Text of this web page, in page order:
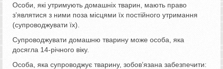
Особи, які утримують домашніх тварин, мають право
з’являтися з ними поза місцями їх постійного утримання
(супроводжувати їх).
Супроводжувати домашню тварину може особа, яка
досягла 14-річного віку.
Особа, яка супроводжує тварину, зобов’язана забезпечити: